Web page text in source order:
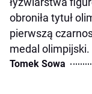
obroniła tytuł
pierwszą
medal olimpijski.
Tomek Sowa